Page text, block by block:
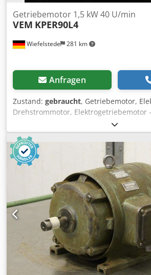
Wiefelstede 281 km
Getriebemotor 1,5 kW 40 U/min
VEM KPER90L4
Anfragen
Zustand: gebraucht, Getriebemotor,
Drehstrommotor, Elektrogetriebemotor
U/min -Leistung: 1,5 kW -Bauform: B3 -
48 mm -Schutzart: IP 54 -Anzahl: 1x
Preis: pro Stück -Abmessungen: 670/
Akjchk I Hscsr -Gewicht: 50 kg